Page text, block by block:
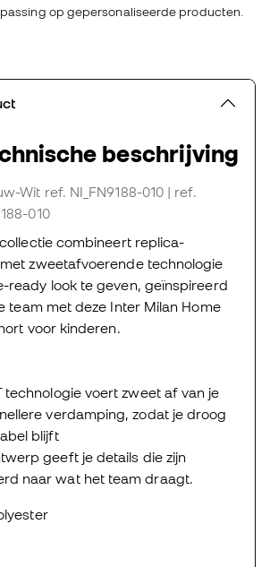
op gepersonaliseerde producten.
beschrijving
Wit ref. NI_FN9188-010 | ref.
010
combineert replica-
zweetafvoerende technologie
ready look te geven, geïnspireerd
team met deze Inter Milan Home
voor kinderen.
technologie voert zweet af van je
verdamping, zodat je droog
blijft
geeft je details die zijn
naar wat het team draagt.